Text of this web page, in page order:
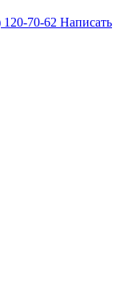
120-70-62 Написать